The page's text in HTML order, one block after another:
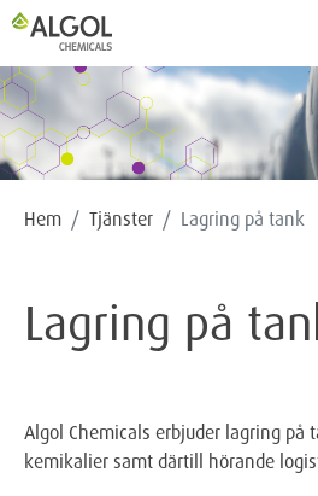
Hem Tjänster Lagring på tank
Lagring på
Algol Chemicals erbjuder lagring på
kemikalier samt därtill hörande